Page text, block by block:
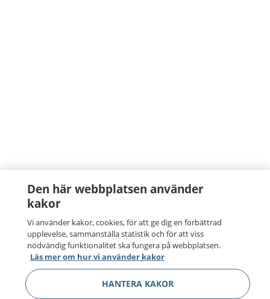
Den här webbplatsen använder
kakor
Vi använder kakor, cookies, för att ge dig en förbättrad
upplevelse, sammanställa statistik och för att viss
nödvändig funktionalitet ska fungera på webbplatsen.
Läs mer om hur vi använder kakor
HANTERA KAKOR